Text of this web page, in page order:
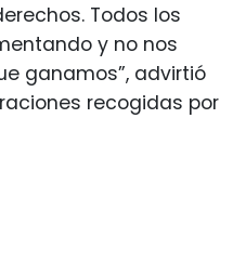
Todos los
y no nos
ganamos”, advirtió
recogidas por